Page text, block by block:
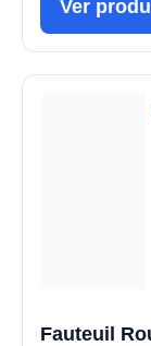
Ver
Fauteuil